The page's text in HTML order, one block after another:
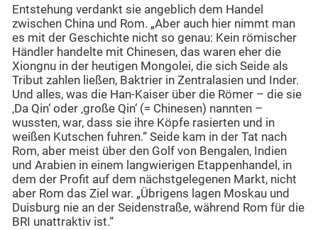
Entstehung verdankt sie angeblich dem Handel
zwischen China und Rom. „Aber auch hier nimmt man
es mit der Geschichte nicht so genau: Kein römischer
Händler handelte mit Chinesen, das waren eher die
Xiongnu in der heutigen Mongolei, die sich Seide als
Tribut zahlen ließen, Baktrier in Zentralasien und Inder.
Und alles, was die Han-Kaiser über die Römer – die sie
‚Da Qin‘ oder ‚große Qin‘ (= Chinesen) nannten –
wussten, war, dass sie ihre Köpfe rasierten und in
weißen Kutschen fuhren.“ Seide kam in der Tat nach
Rom, aber meist über den Golf von Bengalen, Indien
und Arabien in einem langwierigen Etappenhandel, in
dem der Profit auf dem nächstgelegenen Markt, nicht
aber Rom das Ziel war. „Übrigens lagen Moskau und
Duisburg nie an der Seidenstraße, während Rom für die
BRI unattraktiv ist.“